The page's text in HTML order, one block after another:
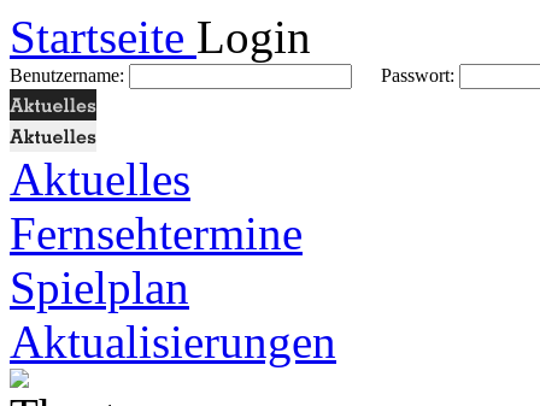
Startseite Login
Benutzername: Passwort:
Aktuelles
Fernsehtermine
Spielplan
Aktualisierungen